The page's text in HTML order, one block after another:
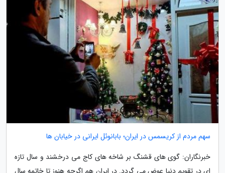
سهم مردم از کریسمس در ایران؛ بابانوئل ایرانی در خیابان ها
خبرنگاران: گوی های قشنگ بر شاخه های کاج می درخشند و سال تازه